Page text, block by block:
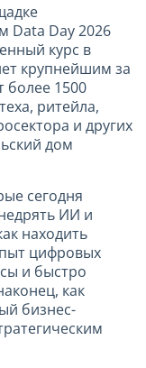
Data Day 2026
курс в
крупнейшим за
более 1500
ритейла,
и других
дом
сегодня
ИИ и
находить
цифровых
и быстро
как
бизнес-